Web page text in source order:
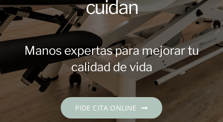
Contacto
PIDE CITA
Español
cuidan
Manos expertas para mejorar tu
calidad de vida
PIDE CITA ONLINE